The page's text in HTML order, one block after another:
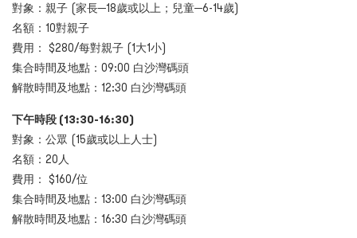
對象：親子 (家長─18歲或以上；兒童─6-14歲)
名額：10對親子
費用： $280/每對親子 (1大1小)
集合時間及地點：09:00 白沙灣碼頭
解散時間及地點：12:30 白沙灣碼頭
下午時段 (13:30-16:30)
對象：公眾 (15歲或以上人士)
名額：20人
費用： $160/位
集合時間及地點：13:00 白沙灣碼頭
解散時間及地點：16:30 白沙灣碼頭